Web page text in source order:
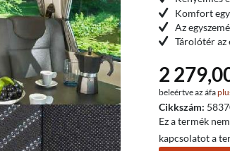
Komfort
Az
Tárolótér az
2
beleértve az áfa
Cikkszám:
Ez a termék
kapcsolatot a